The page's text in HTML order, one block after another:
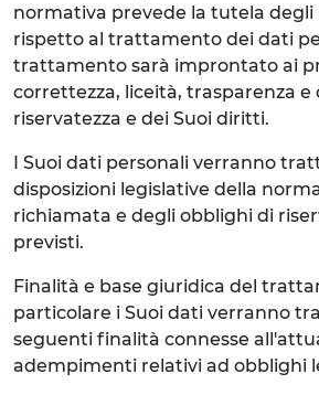
normativa prevede la tutela degli
rispetto al trattamento dei dati
trattamento sarà improntato ai
correttezza, liceità, trasparenza e
riservatezza e dei Suoi diritti.
I Suoi dati personali verranno
disposizioni legislative della
richiamata e degli obblighi di
previsti.
Finalità e base giuridica del
particolare i Suoi dati verranno
seguenti finalità connesse
adempimenti relativi ad obblighi